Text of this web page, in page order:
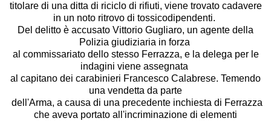
titolare di una ditta di riciclo di rifiuti, viene trovato cadavere
in un noto ritrovo di tossicodipendenti.
Del delitto è accusato Vittorio Gugliaro, un agente della
Polizia giudiziaria in forza
al commissariato dello stesso Ferrazza, e la delega per le
indagini viene assegnata
al capitano dei carabinieri Francesco Calabrese. Temendo
una vendetta da parte
dell'Arma, a causa di una precedente inchiesta di Ferrazza
che aveva portato all'incriminazione di elementi